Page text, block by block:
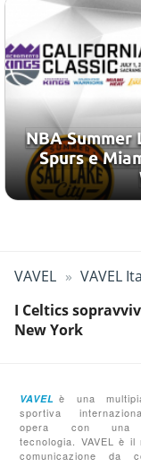
NBA Summer
Spurs e
VAVEL VAVEL
I Celtics
New York
VAVEL è una
sportiva
opera con una
tecnologia. VAVEL è il
comunicazione da